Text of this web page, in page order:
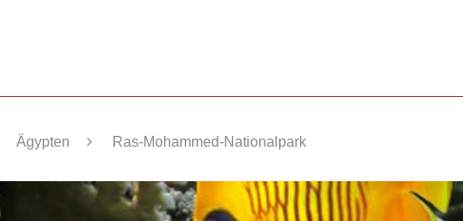
Ägypten Ras-Mohammed-Nationalpark